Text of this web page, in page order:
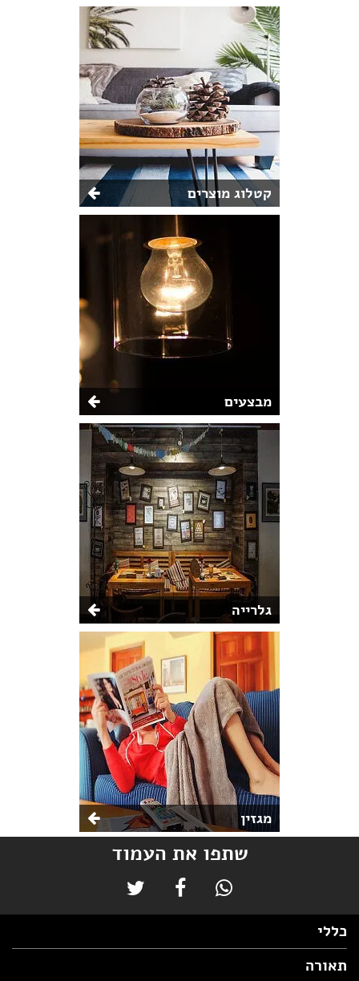
קטלוג מוצרים
מבצעים
גלרייה
מגזין
שתפו את העמוד
כללי
תאורה